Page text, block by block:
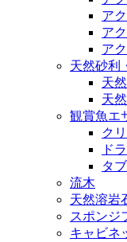
ア
ア
ア
天然砂利
天
天
観賞魚エ
ク
ド
タ
流木
天然溶岩
スポンジ
キャビネ